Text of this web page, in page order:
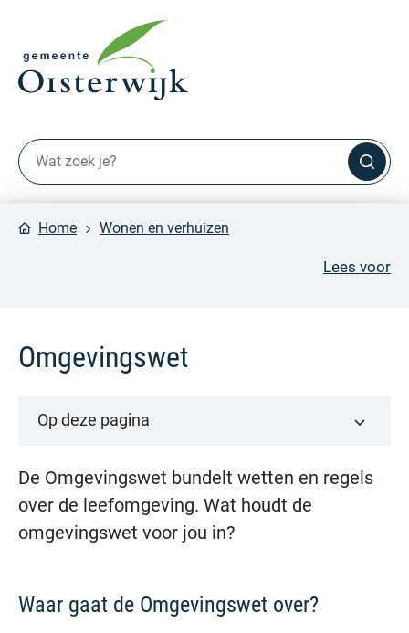
Home Wonen en verhuizen
Lees voor
Omgevingswet
De Omgevingswet bundelt wetten en regels
over de leefomgeving. Wat houdt de
omgevingswet voor jou in?
Waar gaat de Omgevingswet over?
Op deze pagina